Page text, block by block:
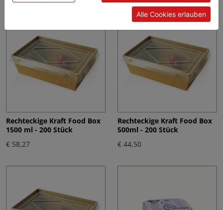
Rechteckige Kraft Food Box
1500 ml - 200 Stück
€ 58,27
Rechteckige Kraft Food Box
500ml - 200 Stück
€ 44,50
Alle Cookies erlauben